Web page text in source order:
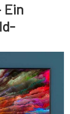
Ein